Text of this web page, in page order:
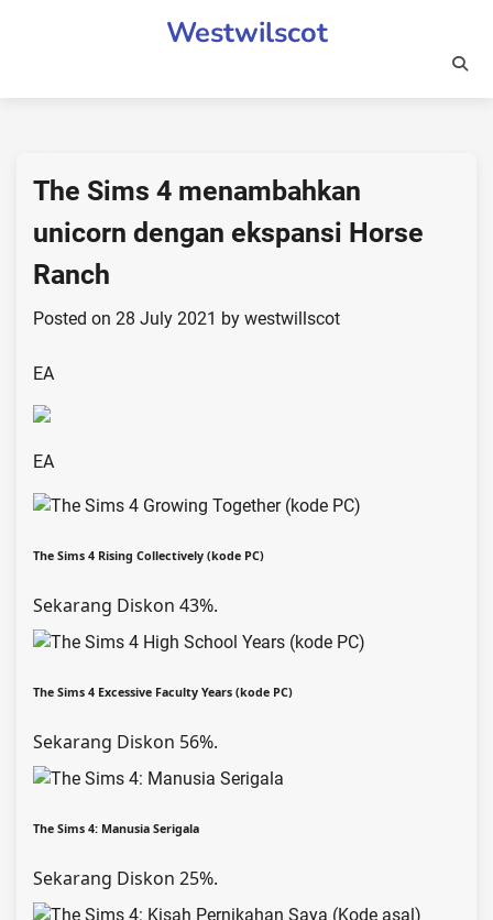
Westwilscot
The Sims 4 menambahkan
unicorn dengan ekspansi Horse
Ranch
Posted on 28 July 2021 by westwillscot
EA
EA
The Sims 4 Rising Collectively (kode PC)
Sekarang Diskon 43%.
The Sims 4 Excessive Faculty Years (kode PC)
Sekarang Diskon 56%.
The Sims 4: Manusia Serigala
Sekarang Diskon 25%.